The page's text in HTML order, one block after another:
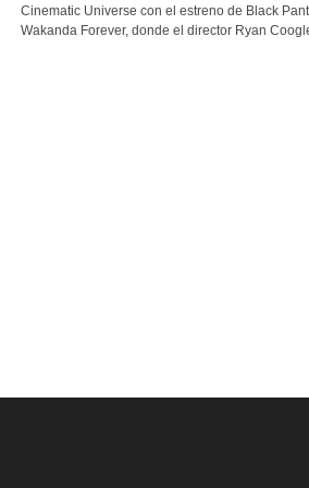
Cinematic Universe con el estreno de Black
Wakanda Forever, donde el director Ryan